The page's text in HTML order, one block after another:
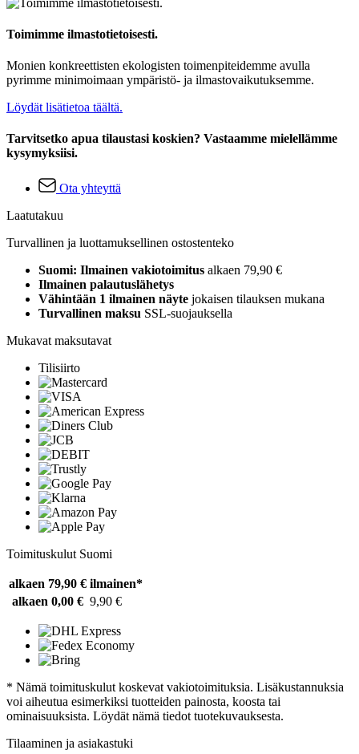
Toimimme ilmastotietoisesti.
Monien konkreettisten ekologisten toimenpiteidemme avulla
pyrimme minimoimaan ympäristö- ja ilmastovaikutuksemme.
Löydät lisätietoa täältä.
Tarvitsetko apua tilaustasi koskien? Vastaamme mielellämme
kysymyksiisi.
Ota yhteyttä
Laatutakuu
Turvallinen ja luottamuksellinen ostostenteko
Suomi: Ilmainen vakiotoimitus alkaen 79,90 €
Ilmainen palautuslähetys
Vähintään 1 ilmainen näyte jokaisen tilauksen mukana
Turvallinen maksu SSL-suojauksella
Mukavat maksutavat
Tilisiirto
Toimituskulut Suomi
alkaen 79,90 € ilmainen*
alkaen 0,00 € 9,90 €
* Nämä toimituskulut koskevat vakiotoimituksia. Lisäkustannuksia
voi aiheutua esimerkiksi tuotteiden painosta, koosta tai
ominaisuuksista. Löydät nämä tiedot tuotekuvauksesta.
Tilaaminen ja asiakastuki